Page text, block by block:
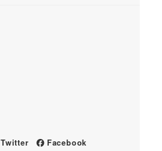
Twitter Facebook